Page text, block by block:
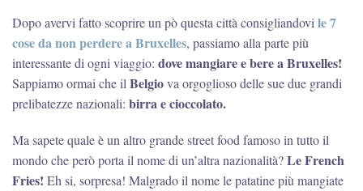
Bruxelles:
i
nostri
preferiti
Dopo avervi fatto scoprire un pò questa città consigliandovile 7
cose da non perdere a Bruxelles, passiamo alla parte più
interessante di ogni viaggio: dove mangiare e bere a Bruxelles!
Sappiamo ormai che ilBelgiova orgoglioso delle sue due grandi
prelibatezze nazionali: birra e cioccolato.
Ma sapete quale è un altro grande street food famoso in tutto il
mondo che però porta il nome di un’altra nazionalità?Le French
Fries! Eh si, sorpresa! Malgrado il nome le patatine più mangiate